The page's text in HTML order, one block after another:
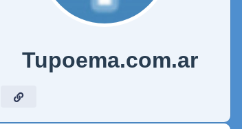
Tupoema.com.ar